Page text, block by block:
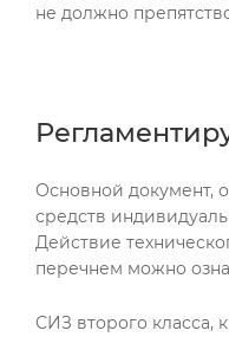
не должно
Основной документ,
средств
Действие
перечнем можно
СИЗ второго класса,